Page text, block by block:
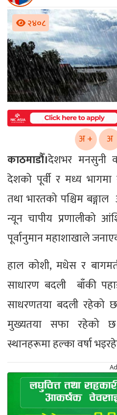
२४०८
अ + अ
काठमाडौँ।देशभर मनसुनी
देशको पूर्वी र मध्य भागमा
तथा भारतको पश्चिम
न्यून चापीय प्रणालीको
पूर्वानुमान महाशाखाले
हाल कोशी, मधेस र
साधारण बदली बाँकी
साधरणतया बदली रहेको
मुख्यतया सफा रहेको
स्थानहरूमा हल्का वर्षा